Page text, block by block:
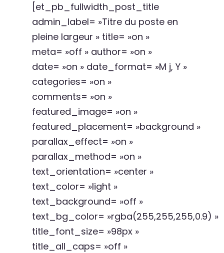
[et_pb_fullwidth_post_title
admin_label= »Titre du poste en
pleine largeur » title= »on »
meta= »off » author= »on »
date= »on » date_format= »M j, Y »
categories= »on »
comments= »on »
featured_image= »on »
featured_placement= »background »
parallax_effect= »on »
parallax_method= »on »
text_orientation= »center »
text_color= »light »
text_background= »off »
text_bg_color= »rgba(255,255,255,0.9) »
title_font_size= »98px »
title_all_caps= »off »